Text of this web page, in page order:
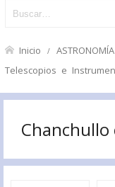
Inicio
Telescopios e